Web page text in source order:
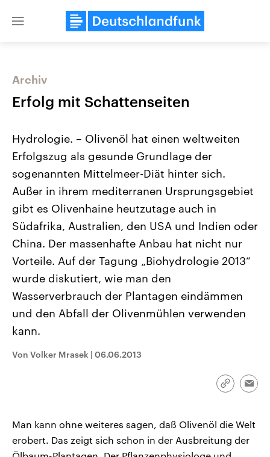
Close
Landtagswahl Sachsen-Anhalt
2026
Alle Informationen
Sachsen-Anhalt wählt am 6.
September 2026 einen neuen
Landtag. Seit 2021 wird das
Bundesland von einer Koalition aus
CDU, SPD und FDP regiert.-
Umfragen, Prognosen,
Wahlprogramme, aktuelle Berichte
und Kandidaten der anstehenden
Wahl.
USA
Aktuelle Beiträge,
Hintergründe
Wirtschaftlich und
gehören die Vereinigten
den mächtigsten Ländern
mit großem Einfluss auf
aktuelle Weltgeschehen.
Podcasts
Audio-Archiv
Archiv
Erfolg mit Schattenseiten
Hydrologie. – Olivenöl hat einen weltweiten
Erfolgszug als gesunde Grundlage der
sogenannten Mittelmeer-Diät hinter sich.
Außer in ihrem mediterranen Ursprungsgebiet
gibt es Olivenhaine heutzutage auch in
Südafrika, Australien, den USA und Indien oder
China. Der massenhafte Anbau hat nicht nur
Vorteile. Auf der Tagung „Biohydrologie 2013“
wurde diskutiert, wie man den
Wasserverbrauch der Plantagen eindämmen
und den Abfall der Olivenmühlen verwenden
kann.
Von Volker Mrasek | 06.06.2013
Link
Man kann ohne weiteres sagen, daß Olivenöl die Welt
erobert. Das zeigt sich schon in der Ausbreitung der